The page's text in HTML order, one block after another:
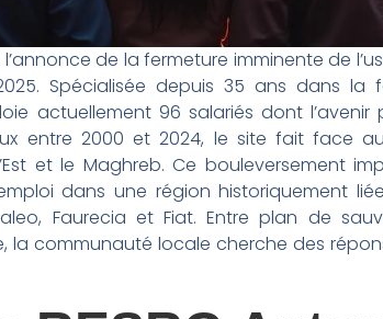
de la fermeture imminente de
Spécialisée depuis 35 ans dans la
actuellement 96 salariés dont l’avenir
entre 2000 et 2024, le site fait face
et le Maghreb. Ce bouleversement
dans une région historiquement
Faurecia et Fiat. Entre plan de
la communauté locale cherche des